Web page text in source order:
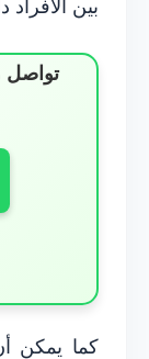
بين الأفراد
تواصل
كما يمكن